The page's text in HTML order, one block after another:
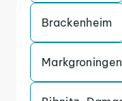
Brackenheim
Markgroningen